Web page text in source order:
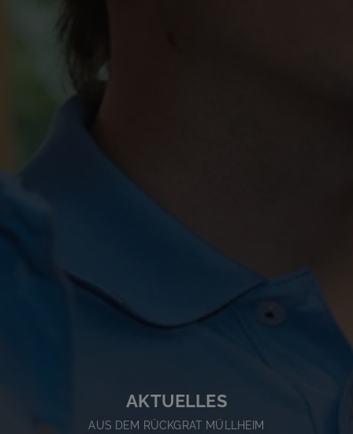
AKTUELLES
AUS DEM RÜCKGRAT MÜLLHEIM